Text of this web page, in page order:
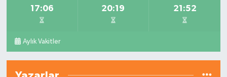
17:06 20:19 21:52
Aylık Vakitler